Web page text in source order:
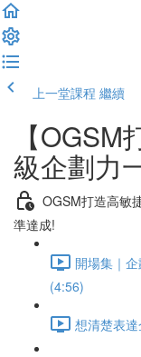
上一堂課程 繼續
【
級企劃力
OGSM打造高敏
準達成!
開場集｜
(4:56)
想清楚表